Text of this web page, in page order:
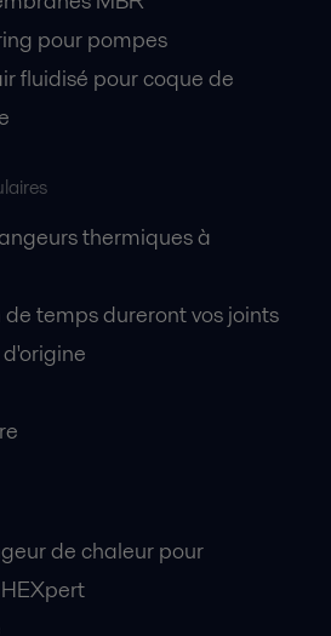
pour pompes
fluidisé pour coque de
thermiques à
temps dureront vos joints
de chaleur pour